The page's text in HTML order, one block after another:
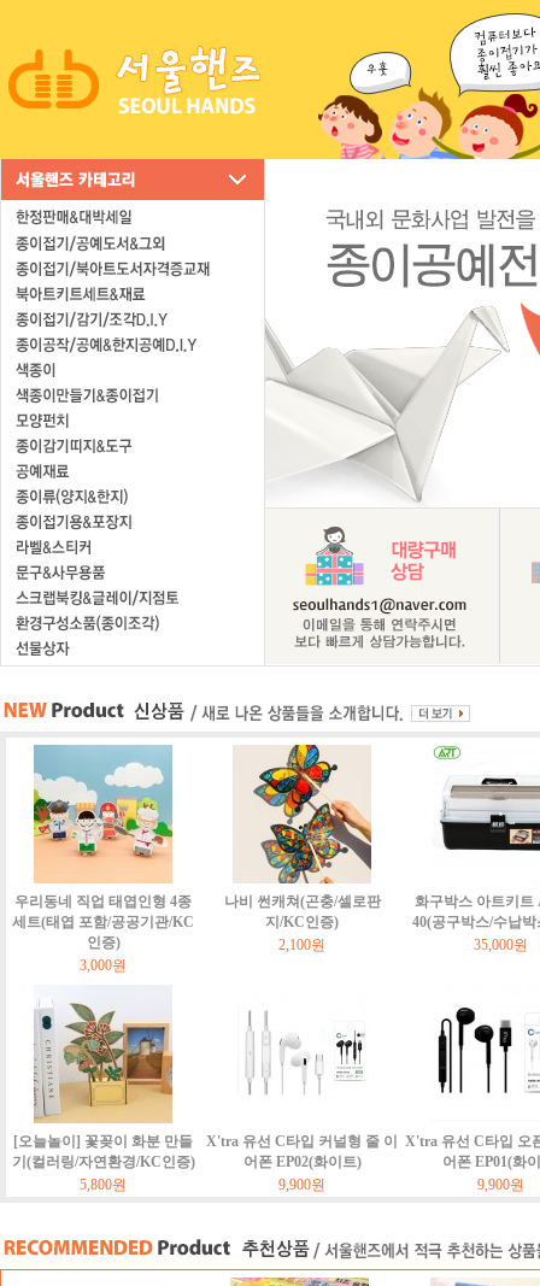
우리동네 직업 태엽인형 4종
세트(태엽 포함/공공기관/KC
인증)
3,000원
나비 썬캐쳐(곤충/셀로판
지/KC인증)
2,100원
화구박스 아트키
40(공구박스/수납
35,000원
[오늘놀이] 꽃꽂이 화분 만들
기(컬러링/자연환경/KC인증)
5,800원
X'tra 유선 C타입 커널형 줄 이
어폰 EP02(화이트)
9,900원
X'tra 유선 C타입 오
어폰 EP01(화
9,900원